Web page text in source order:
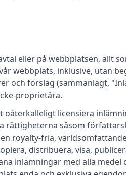
eller på webbplatsen, allt
webbplats, inklusive, utan
och förslag (sammanlagt,
proprietära.
licensiera
rättigheterna såsom
royalty-fria,
distribuera, visa,
inlämningar med alla medel